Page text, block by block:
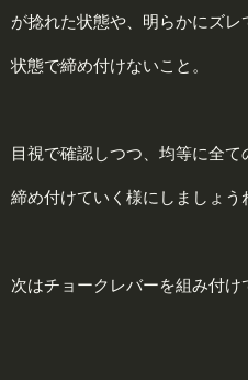
が捻れた状態や、明らかにズレ
状態で締め付けないこと。
目視で確認しつつ、均等に全て
締め付けていく様にしましょう
次はチョークレバーを組み付け